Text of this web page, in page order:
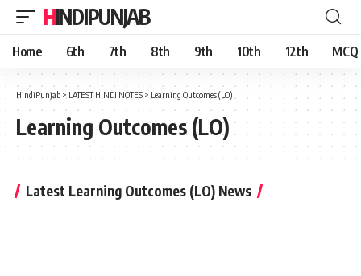
HINDIPUNJAB
Home 6th 7th 8th 9th 10th 12th MCQ
HindiPunjab > LATEST HINDI NOTES > Learning Outcomes (LO)
Learning Outcomes (LO)
Latest Learning Outcomes (LO) News